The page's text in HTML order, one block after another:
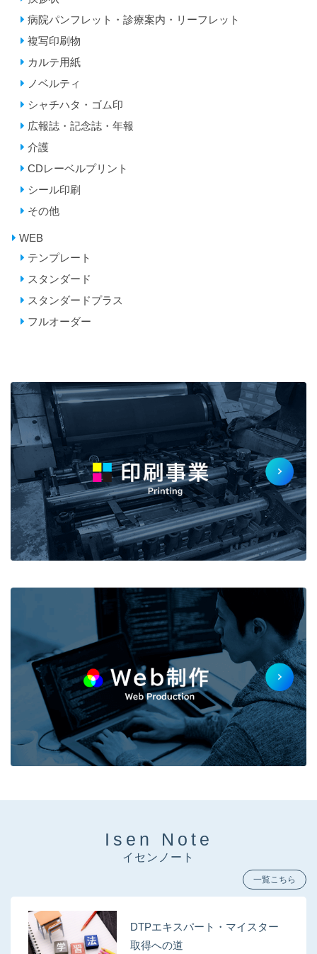
病院パンフレット・診療案内・リーフレット
複写印刷物
カルテ用紙
ノベルティ
シャチハタ・ゴム印
広報誌・記念誌・年報
介護
CDレーベルプリント
シール印刷
その他
WEB
テンプレート
スタンダード
スタンダードプラス
フルオーダー
Isen Note
イセンノート
一覧こちら
DTPエキスパート・マイスター
取得への道